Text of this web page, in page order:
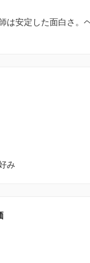
は安定した面白さ。
み